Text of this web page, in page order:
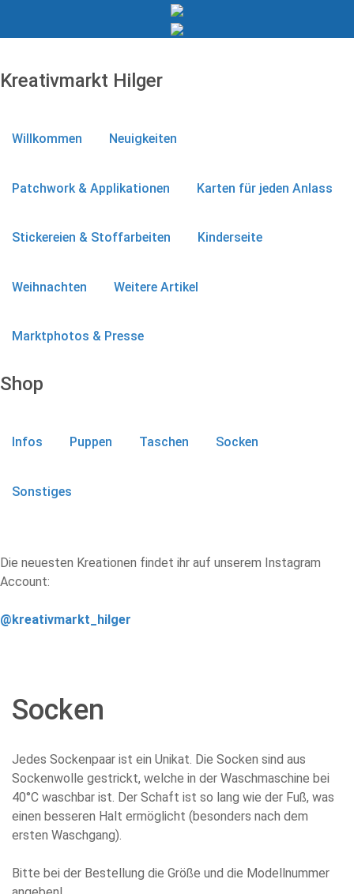
Kreativmarkt Hilger
Willkommen Neuigkeiten
Patchwork & Applikationen Karten für jeden Anlass
Stickereien & Stoffarbeiten Kinderseite
Weihnachten Weitere Artikel
Marktphotos & Presse
Shop
Infos Puppen Taschen Socken
Sonstiges
Die neuesten Kreationen findet ihr auf unserem Instagram
Account:
@kreativmarkt_hilger
Socken
Jedes Sockenpaar ist ein Unikat. Die Socken sind aus
Sockenwolle gestrickt, welche in der Waschmaschine bei
40°C waschbar ist. Der Schaft ist so lang wie der Fuß, was
einen besseren Halt ermöglicht (besonders nach dem
ersten Waschgang).
Bitte bei der Bestellung die Größe und die Modellnummer